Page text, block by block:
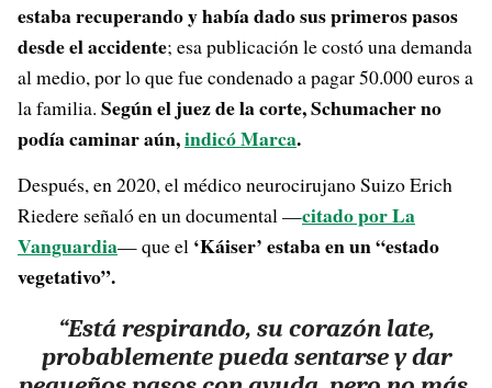
estaba recuperando y había dado sus primeros pasos
desde el accidente; esa publicación le costó una demanda
al medio, por lo que fue condenado a pagar 50.000 euros a
la familia. Según el juez de la corte, Schumacher no
podía caminar aún,indicó Marca.
Después, en 2020, el médico neurocirujano Suizo Erich
Riedere señaló en un documental —citado por La
Vanguardia— que el ‘Káiser’ estaba en un “estado
vegetativo”.
“Está respirando, su corazón late,
probablemente pueda sentarse y dar